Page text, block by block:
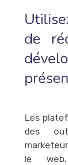
de
Les
des
le